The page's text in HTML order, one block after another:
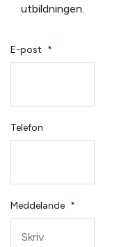
utbildningen.
E-post *
Telefon
Meddelande *